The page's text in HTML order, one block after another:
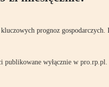
prognoz gospodarczych.
publikowane wyłącznie w pro.rp.pl.